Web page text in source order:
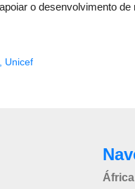
o desenvolvimento
Unicef
África